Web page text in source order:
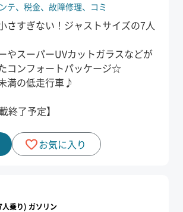
テ、 税金、 故障修理、 コミ
さすぎない！ジャストサイズの7人
やスーパーUVカットガラスなどが
コンフォートパッケージ☆
満の低走行車♪
終了予定】
お気に入り
乗り) ガソリン